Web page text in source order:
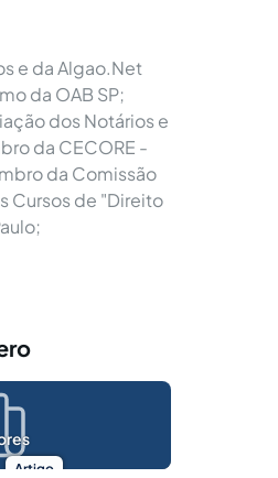
e da Algao.Net
da OAB SP;
dos Notários e
da CECORE -
da Comissão
Cursos de "Direito
Artigo